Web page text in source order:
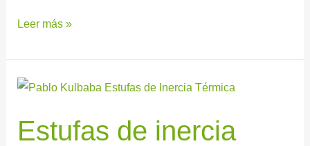
Leer más »
Estufas de inercia
Estufas
inercia